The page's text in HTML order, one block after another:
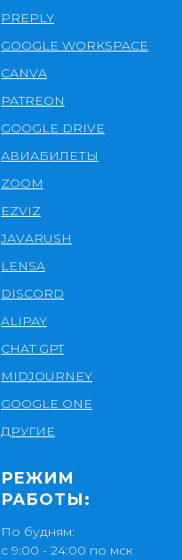
PREPLY
GOOGLE WORKSPACE
CANVA
PATREON
GOOGLE DRIVE
АВИАБИЛЕТЫ
ZOOM
EZVIZ
JAVARUSH
LENSA
DISCORD
ALIPAY
CHAT GPT
MIDJOURNEY
GOOGLE ONE
ДРУГИЕ
РЕЖИМ
РАБОТЫ:
По будням:
с 9:00 - 24:00 по мск